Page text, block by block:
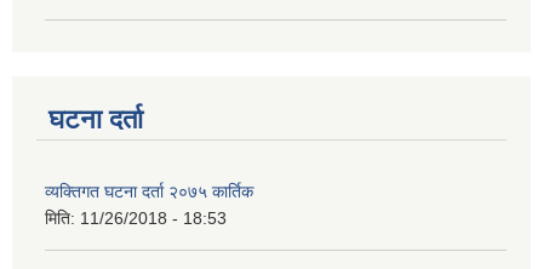
घटना दर्ता
व्यक्तिगत घटना दर्ता २०७५ कार्तिक
मिति: 11/26/2018 - 18:53